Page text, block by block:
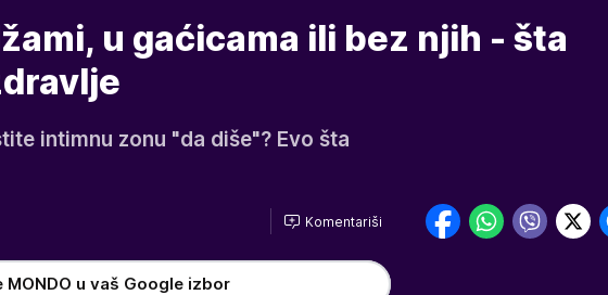
u gaćicama ili bez njih - šta
intimnu zonu "da diše"? Evo šta
Komentariši
MONDO u vaš Google izbor